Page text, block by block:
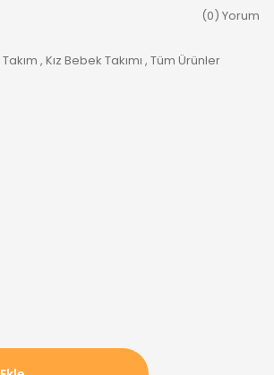
(0) Yorum
, Kız Bebek Takımı , Tüm Ürünler